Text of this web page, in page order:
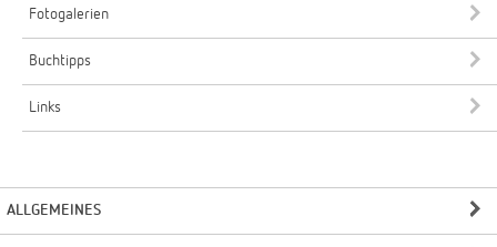
Fotogalerien
Buchtipps
Links
ALLGEMEINES